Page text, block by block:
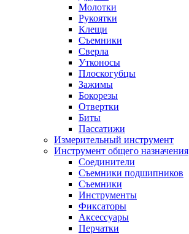
Молотки
Рукоятки
Клещи
Съемники
Сверла
Утконосы
Плоскогубцы
Зажимы
Бокорезы
Отвертки
Биты
Пассатижи
Измерительный инструмент
Инструмент общего назначения
Соединители
Съемники подшипников
Съемники
Инструменты
Фиксаторы
Аксессуары
Перчатки